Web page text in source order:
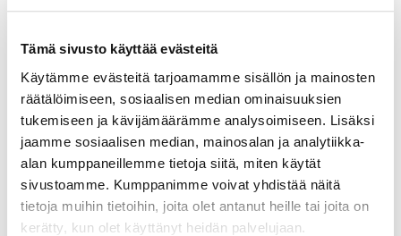
Tämä sivusto käyttää evästeitä
Käytämme evästeitä tarjoamamme sisällön ja mainosten
räätälöimiseen, sosiaalisen median ominaisuuksien
tukemiseen ja kävijämäärämme analysoimiseen. Lisäksi
jaamme sosiaalisen median, mainosalan ja analytiikka-
alan kumppaneillemme tietoja siitä, miten käytät
sivustoamme. Kumppanimme voivat yhdistää näitä
tietoja muihin tietoihin, joita olet antanut heille tai joita on
kerätty, kun olet käyttänyt heidän palvelujaan.
Lue lisää
Arkisto
2026(53)
2025(57)
2024
2023
2022
2021(49)
2020(58)
2019(76)